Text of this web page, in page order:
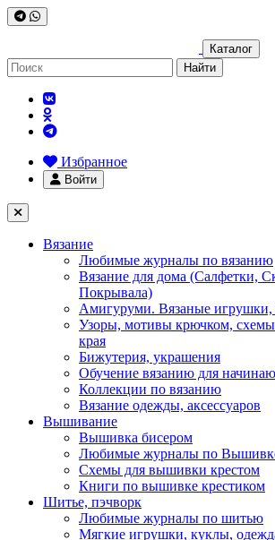
Каталог
Найти
Избранное
Войти
Вязание
Любимые журналы по вязанию
Вязание для дома (Салфетки,
Покрывала)
Амигуруми. Вязаные игрушки,
Узоры, мотивы крючком, схемы
края
Бижутерия, украшения
Обучение вязанию для
Коллекции по вязанию
Вязание одежды, аксессуаров
Вышивание
Вышивка бисером
Любимые журналы по
Схемы для вышивки крестом
Книги по вышивке крестиком
Шитье, пэчворк
Любимые журналы по шитью
Мягкие игрушки, куклы,